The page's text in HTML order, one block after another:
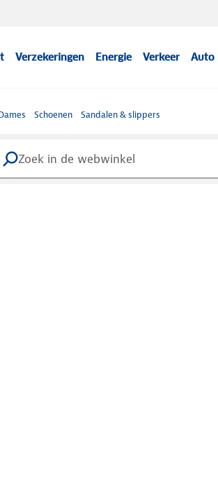
Verzekeringen Energie Verkeer Auto
Schoenen Sandalen & slippers